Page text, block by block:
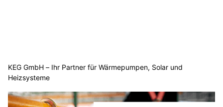
KEG GmbH – Ihr Partner für Wärmepumpen, Solar und
Heizsysteme